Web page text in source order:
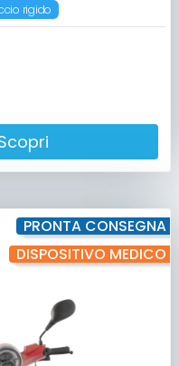
rigido
PRONTA CONSEGNA
DISPOSITIVO MEDICO